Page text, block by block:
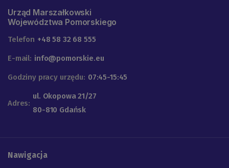
Urząd Marszałkowski
Województwa Pomorskiego
Telefon +48 58 32 68 555
E-mail: info@pomorskie.eu
Godziny pracy urzędu: 07:45-15:45
Adres:
ul. Okopowa 21/27
80-810 Gdańsk
Nawigacja